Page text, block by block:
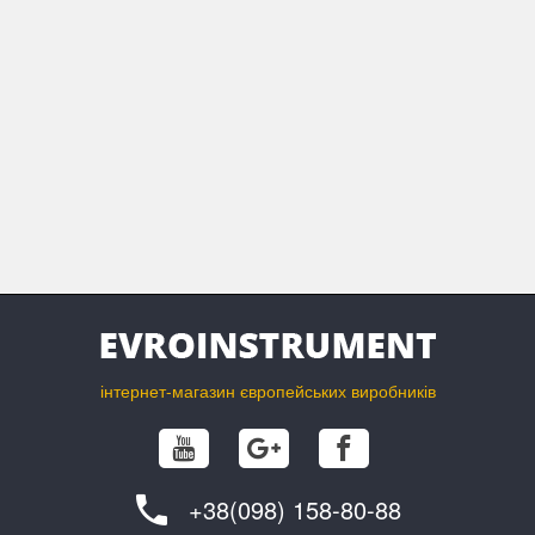
інтернет-магазин європейських виробників
+38(098) 158-80-88